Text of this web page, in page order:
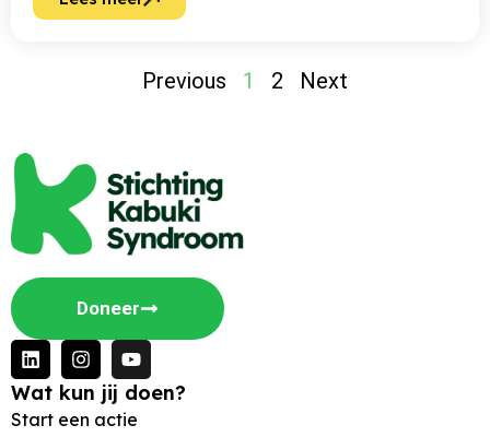
Previous 1 2 Next
Doneer
Wat kun jij doen?
Start een actie